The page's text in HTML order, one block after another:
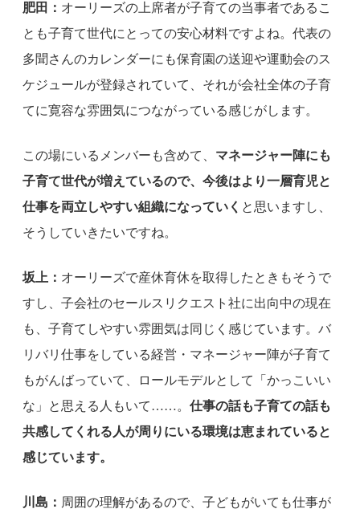
肥田： オーリーズの上席者が子育ての当事者であるこ
とも子育て世代にとっての安心材料ですよね。代表の
多聞さんのカレンダーにも保育園の送迎や運動会のス
ケジュールが登録されていて、それが会社全体の子育
てに寛容な雰囲気につながっている感じがします。
この場にいるメンバーも含めて、 マネージャー陣にも
子育て世代が増えているので、今後はより一層育児と
仕事を両立しやすい組織になっていく と思いますし、
そうしていきたいですね。
坂上： オーリーズで産休育休を取得したときもそうで
すし、子会社のセールスリクエスト社に出向中の現在
も、子育てしやすい雰囲気は同じく感じています。バ
リバリ仕事をしている経営・マネージャー陣が子育て
もがんばっていて、ロールモデルとして「かっこいい
な」と思える人もいて……。 仕事の話も子育ての話も
共感してくれる人が周りにいる環境は恵まれていると
感じています。
川島： 周囲の理解があるので、子どもがいても仕事が